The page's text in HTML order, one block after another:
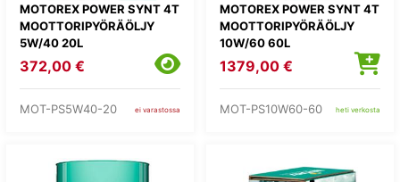
MOTOREX POWER SYNT 4T
MOOTTORIPYÖRÄÖLJY
5W/40 20L
372,00 €
MOT-PS5W40-20 ei varastossa
MOTOREX POWER SYNT 4T
MOOTTORIPYÖRÄÖLJY
10W/60 60L
1379,00 €
MOT-PS10W60-60 heti verkosta